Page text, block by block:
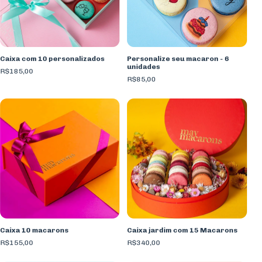
Caixa com 10 personalizados
R$185,00
Personalize seu macaron - 6
unidades
R$85,00
Caixa 10 macarons
R$155,00
Caixa jardim com 15 Macarons
R$340,00